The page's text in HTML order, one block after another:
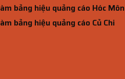
bảng hiệu quảng cáo Hóc Môn
bảng hiệu quảng cáo Củ Chi